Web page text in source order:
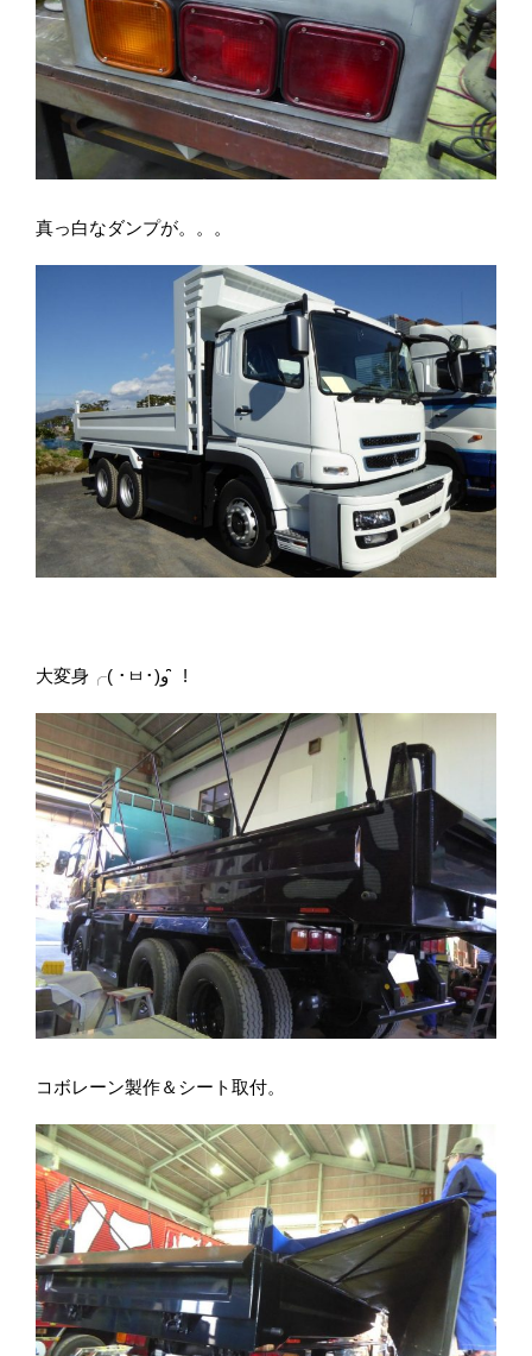
真っ白なダンプが。。。
大変身╭( ･ㅂ･)و ̑̑ !
コボレーン製作＆シート取付。